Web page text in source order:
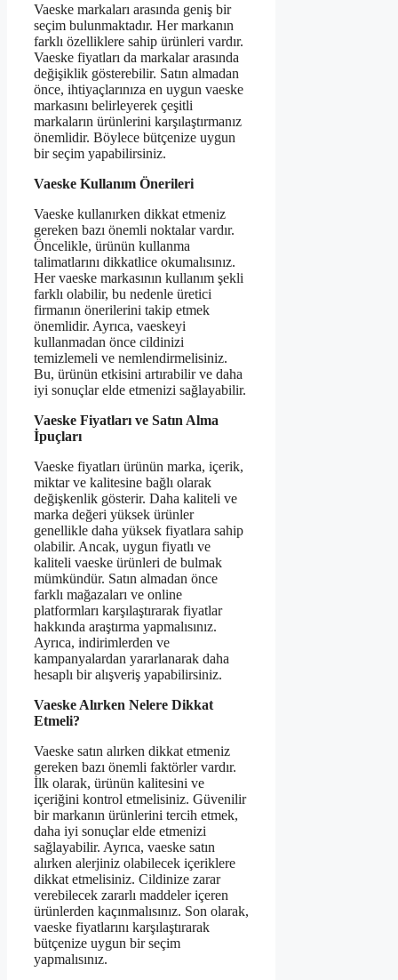
Vaeske markaları arasında geniş bir
seçim bulunmaktadır. Her markanın
farklı özelliklere sahip ürünleri vardır.
Vaeske fiyatları da markalar arasında
değişiklik gösterebilir. Satın almadan
önce, ihtiyaçlarınıza en uygun vaeske
markasını belirleyerek çeşitli
markaların ürünlerini karşılaştırmanız
önemlidir. Böylece bütçenize uygun
bir seçim yapabilirsiniz.
Vaeske Kullanım Önerileri
Vaeske kullanırken dikkat etmeniz
gereken bazı önemli noktalar vardır.
Öncelikle, ürünün kullanma
talimatlarını dikkatlice okumalısınız.
Her vaeske markasının kullanım şekli
farklı olabilir, bu nedenle üretici
firmanın önerilerini takip etmek
önemlidir. Ayrıca, vaeskeyi
kullanmadan önce cildinizi
temizlemeli ve nemlendirmelisiniz.
Bu, ürünün etkisini artırabilir ve daha
iyi sonuçlar elde etmenizi sağlayabilir.
Vaeske Fiyatları ve Satın Alma
İpuçları
Vaeske fiyatları ürünün marka, içerik,
miktar ve kalitesine bağlı olarak
değişkenlik gösterir. Daha kaliteli ve
marka değeri yüksek ürünler
genellikle daha yüksek fiyatlara sahip
olabilir. Ancak, uygun fiyatlı ve
kaliteli vaeske ürünleri de bulmak
mümkündür. Satın almadan önce
farklı mağazaları ve online
platformları karşılaştırarak fiyatlar
hakkında araştırma yapmalısınız.
Ayrıca, indirimlerden ve
kampanyalardan yararlanarak daha
hesaplı bir alışveriş yapabilirsiniz.
Vaeske Alırken Nelere Dikkat
Etmeli?
Vaeske satın alırken dikkat etmeniz
gereken bazı önemli faktörler vardır.
İlk olarak, ürünün kalitesini ve
içeriğini kontrol etmelisiniz. Güvenilir
bir markanın ürünlerini tercih etmek,
daha iyi sonuçlar elde etmenizi
sağlayabilir. Ayrıca, vaeske satın
alırken alerjiniz olabilecek içeriklere
dikkat etmelisiniz. Cildinize zarar
verebilecek zararlı maddeler içeren
ürünlerden kaçınmalısınız. Son olarak,
vaeske fiyatlarını karşılaştırarak
bütçenize uygun bir seçim
yapmalısınız.